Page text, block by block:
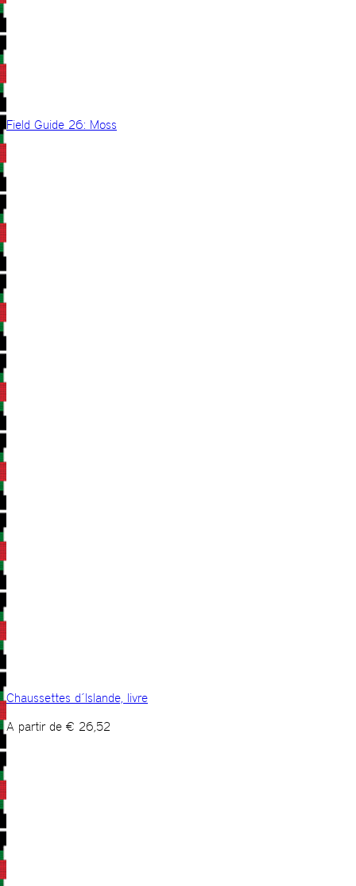
Field Guide 26: Moss
Chaussettes d´Islande, livre
A partir de € 26,52